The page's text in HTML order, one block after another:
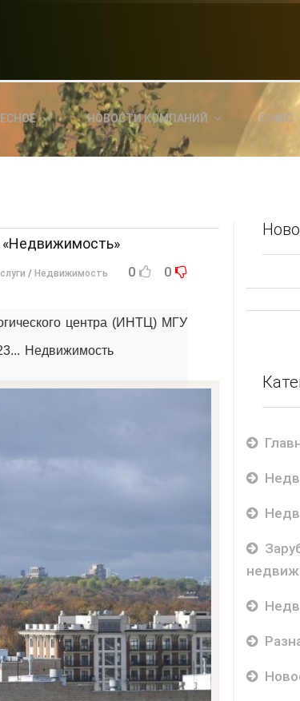
КАК С НАМИ
axin.ed@yandex.ru
Eltaro-Vrn.ru
НОВОСТИ КОМПАНИЙ О НАС
«Недвижимость»
/ Недвижимость 0 0
центра (ИНТЦ) МГУ
Недвижимость